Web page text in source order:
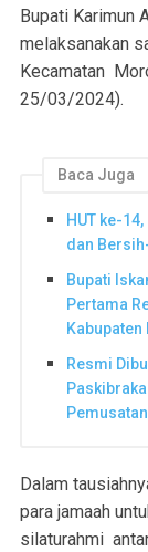
Bupati Karimun
melaksanakan
Kecamatan
25/03/2024).
Baca Juga
HUT ke-
dan
Bupati
Pertama
Resmi
Dalam
para jamaah
silaturahmi